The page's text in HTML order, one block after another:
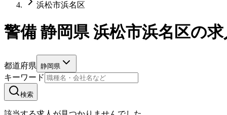
浜松市浜名区
警備 静岡県 浜松市浜名区の
都道府県 静岡県
キーワード
検索